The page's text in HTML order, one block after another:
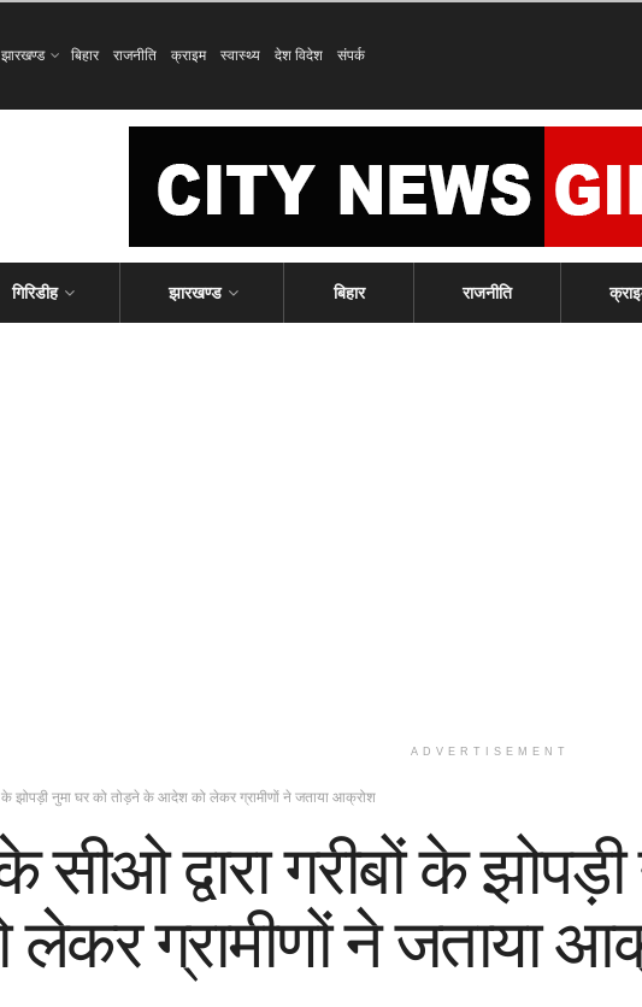
झारखण्ड बिहार राजनीति क्राइम स्वास्थ्य देश विदेश संपर्क
गिरिडीह झारखण्ड बिहार राजनीति
ADVERTISEMENT
के झोपड़ी नुमा घर को तोड़ने के आदेश को लेकर ग्रामीणों ने जताया आक्रोश
सीओ द्वारा गरीबों के
ग्रामीणों ने जताया